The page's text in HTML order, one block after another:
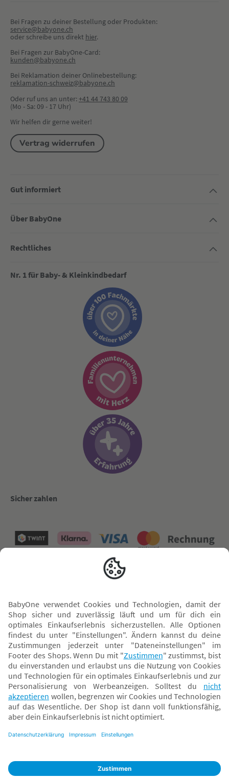
Bei Fragen zu deiner Bestellung oder Produkten:
service@babyone.ch
oder schreibe uns direkt hier.
Bei Fragen zur BabyOne-Card:
kunden@babyone.ch
Bei Reklamation deiner Onlinebestellung:
reklamation-schweiz@babyone.ch
Oder ruf uns an unter:+41 44 743 80 09
(Mo - Sa: 09 - 17 Uhr)
Wir helfen dir gerne weiter!
Vertrag widerrufen
Gut informiert
Über BabyOne
Rechtliches
Nr. 1 für Baby- & Kleinkindbedarf
Sicher zahlen
* Alle Preise inkl. MwSt. und ggf. zzgl.Versandkosten. Der dargestellte Preis gilt -
abhängig von der von dir gewählten Option - im BabyOne-Onlineshop oder bei
Abholung in dem von dir gewählten BabyOne-Franchise-Betrieb. Der für den
Onlineshop geltende Preis stellt bei einem Verkauf durch unsere Franchise-
Nehmer eine unverbindliche Preisempfehlung dar. Der Verkaufspreis der
Franchise-Nehmer im Rahmen der Option „Reservieren und Abholen“ kann
Versandzeiten gelten nur bei Bezahlung mit einer der folgenden Zahlarten: